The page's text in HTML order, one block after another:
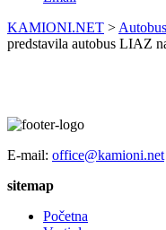
KAMIONI.NET >
predstavila autobus LIAZ
E-mail: office@kamioni.net
sitemap
Početna